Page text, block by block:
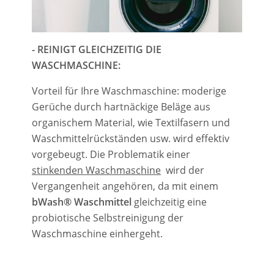
- REINIGT GLEICHZEITIG DIE
WASCHMASCHINE:
Vorteil für Ihre Waschmaschine: moderige
Gerüche durch hartnäckige Beläge aus
organischem Material, wie Textilfasern und
Waschmittelrückständen usw. wird effektiv
vorgebeugt. Die Problematik einer
stinkenden Waschmaschine wird der
Vergangenheit angehören, da mit einem
bWash® Waschmittel gleichzeitig eine
probiotische Selbstreinigung der
Waschmaschine einhergeht.